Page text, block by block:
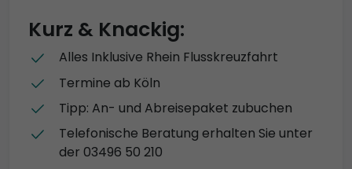
Kurz & Knackig:
Alles Inklusive Rhein Flusskreuzfahrt
Termine ab Köln
Tipp: An- und Abreisepaket zubuchen
Telefonische Beratung erhalten Sie unter
der 03496 50 210